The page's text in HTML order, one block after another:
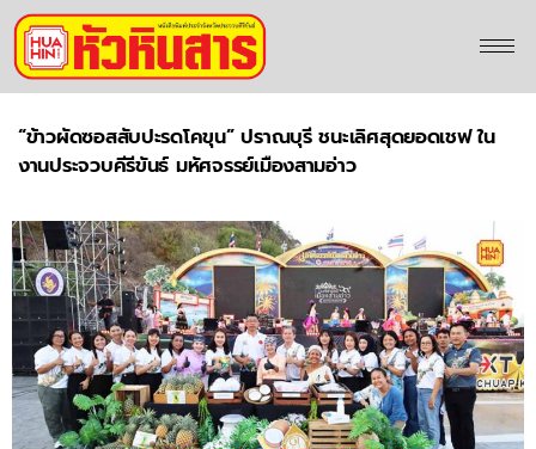
“ข้าวผัดซอสสับปะรดโคขุน” ปราณบุรี ชนะเลิศสุดยอดเชฟ ใน
งานประจวบคีรีขันธ์ มหัศจรรย์เมืองสามอ่าว